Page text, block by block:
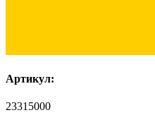
Артикул:
23315000